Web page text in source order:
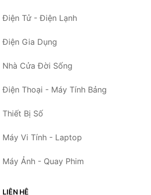
Điện Tử - Điện Lạnh
Điện Gia Dụng
Nhà Cửa Đời Sống
Điện Thoại - Máy Tính Bảng
Thiết Bị Số
Máy Vi Tính - Laptop
Máy Ảnh - Quay Phim
LIÊN HỆ